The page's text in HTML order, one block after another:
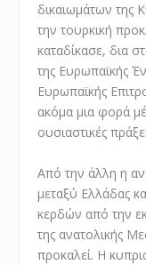
δικαιωμάτων της
την τουρκική
καταδίκασε, δια
της Ευρωπαϊκής
Ευρωπαϊκής
ακόμα μια φορά
ουσιαστικές
Από την άλλη η
μεταξύ Ελλάδας
κερδών από την
της ανατολικής
προκαλεί. Η